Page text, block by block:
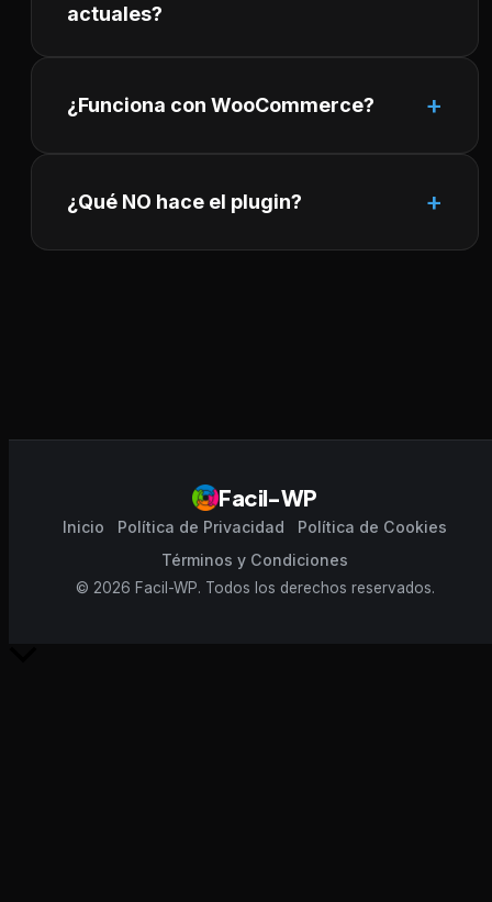
actuales?
¿Funciona con WooCommerce?
¿Qué NO hace el plugin?
Facil-WP
Inicio Política de Privacidad
Política de Cookies
Términos y Condiciones
© 2026 Facil-WP. Todos los derechos reservados.